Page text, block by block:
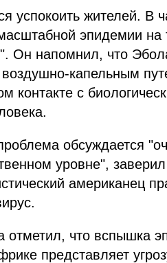
успокоить жителей. В
эпидемии на
Он напомнил, что
воздушно-капельным
контакте с
обсуждается
уровне",
американец
что вспышка
представляет